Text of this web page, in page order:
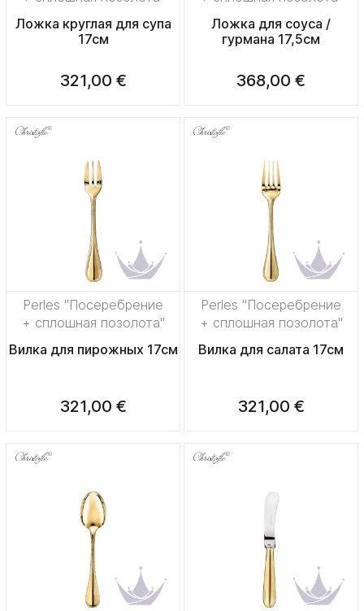
Ложка круглая для супа
17см
321,00 €
Ложка для соуса /
гурмана 17,5см
368,00 €
Perles "Посеребрение
+ сплошная позолота"
Вилка для пирожных 17см
321,00 €
Perles "Посеребрение
+ сплошная позолота"
Вилка для салата 17см
321,00 €